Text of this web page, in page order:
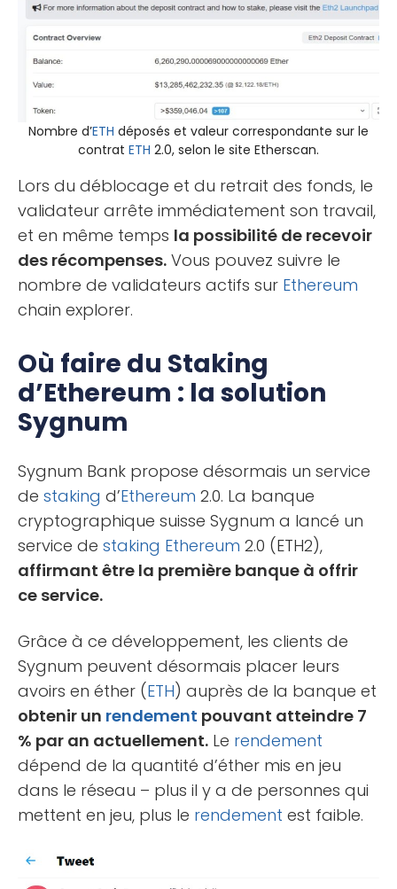
Nombre d’ETH déposés et valeur correspondante sur le
contrat ETH 2.0, selon le site Etherscan.
Lors du déblocage et du retrait des fonds, le
validateur arrête immédiatement son travail,
et en même temps la possibilité de recevoir
des récompenses. Vous pouvez suivre le
nombre de validateurs actifs sur Ethereum
chain explorer.
Où faire du Staking
d’Ethereum : la solution
Sygnum
Sygnum Bank propose désormais un service
de staking d’Ethereum 2.0. La banque
cryptographique suisse Sygnum a lancé un
service de staking Ethereum 2.0 (ETH2),
affirmant être la première banque à offrir
ce service.
Grâce à ce développement, les clients de
Sygnum peuvent désormais placer leurs
avoirs en éther (ETH) auprès de la banque et
obtenir un rendement pouvant atteindre 7
% par an actuellement. Le rendement
dépend de la quantité d’éther mis en jeu
dans le réseau – plus il y a de personnes qui
mettent en jeu, plus le rendement est faible.